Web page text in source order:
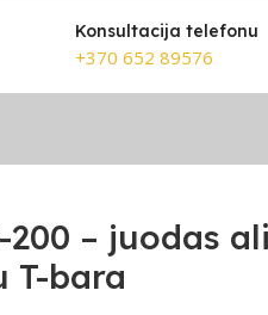
Konsultacija telefonu
+370 652 89576
200 – juodas
T-bara